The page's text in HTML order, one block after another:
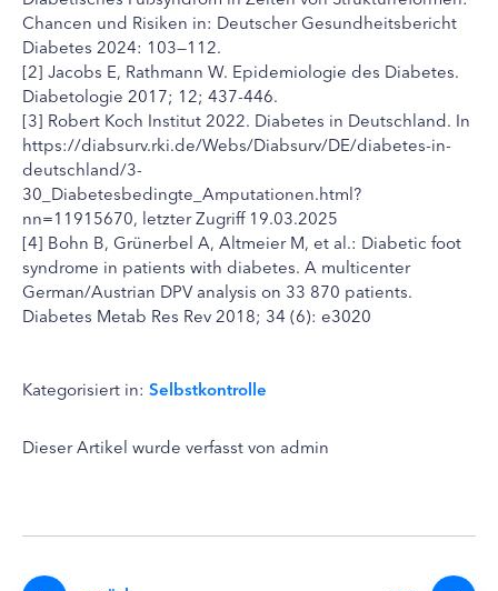
Chancen und Risiken in: Deutscher Gesundheitsbericht
Diabetes 2024: 103—112.
[2] Jacobs E, Rathmann W. Epidemiologie des Diabetes.
Diabetologie 2017; 12; 437-446.
[3] Robert Koch Institut 2022. Diabetes in Deutschland. In
https://diabsurv.rki.de/Webs/Diabsurv/DE/diabetes-in-
deutschland/3-
30_Diabetesbedingte_Amputationen.html?
nn=11915670, letzter Zugriff 19.03.2025
[4] Bohn B, Grünerbel A, Altmeier M, et al.: Diabetic foot
syndrome in patients with diabetes. A multicenter
German/Austrian DPV analysis on 33 870 patients.
Diabetes Metab Res Rev 2018; 34 (6): e3020
Kategorisiert in: Selbstkontrolle
Dieser Artikel wurde verfasst von admin